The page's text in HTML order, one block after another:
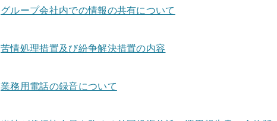
グループ会社内での情報の共有について
苦情処理措置及び紛争解決措置の内容
業務用電話の録音について